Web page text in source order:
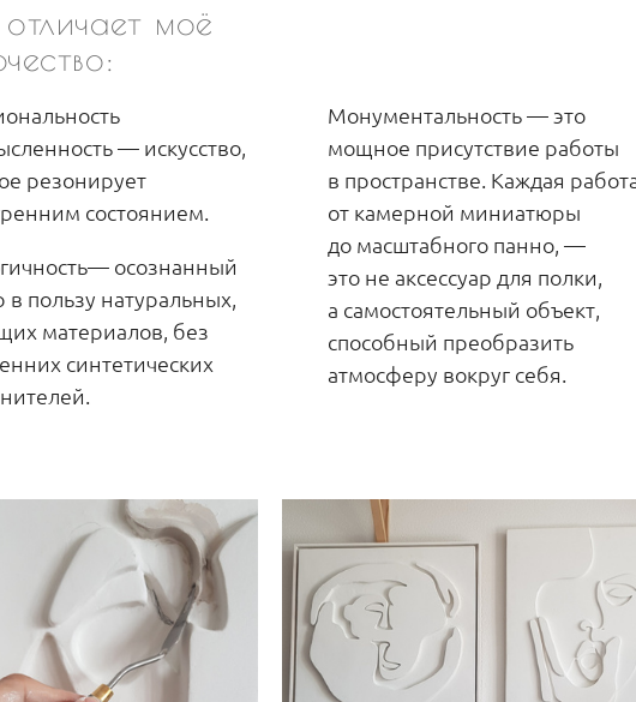
моё
— искусство,
резонирует
состоянием.
осознанный
пользу натуральных,
материалов, без
синтетических
Монументальность — это
мощное присутствие работы
в пространстве. Каждая
от камерной миниатюры
до масштабного панно, —
это не аксессуар для полки,
а самостоятельный объект,
способный преобразить
атмосферу вокруг себя.